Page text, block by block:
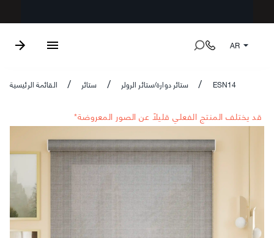
AR
القائمة الرئيسية / ستائر / ستائر دوارة/ستائر الرولر / ESN14
*قد يختلف المنتج الفعلي قليلاً عن الصور المعروضة